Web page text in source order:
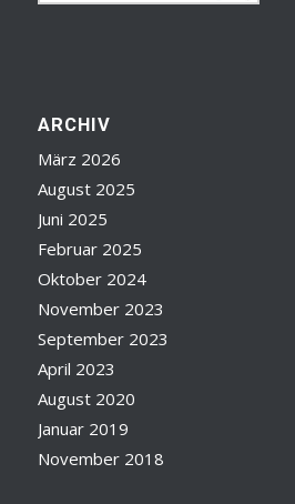
ARCHIV
März 2026
August 2025
Juni 2025
Februar 2025
Oktober 2024
November 2023
September 2023
April 2023
August 2020
Januar 2019
November 2018